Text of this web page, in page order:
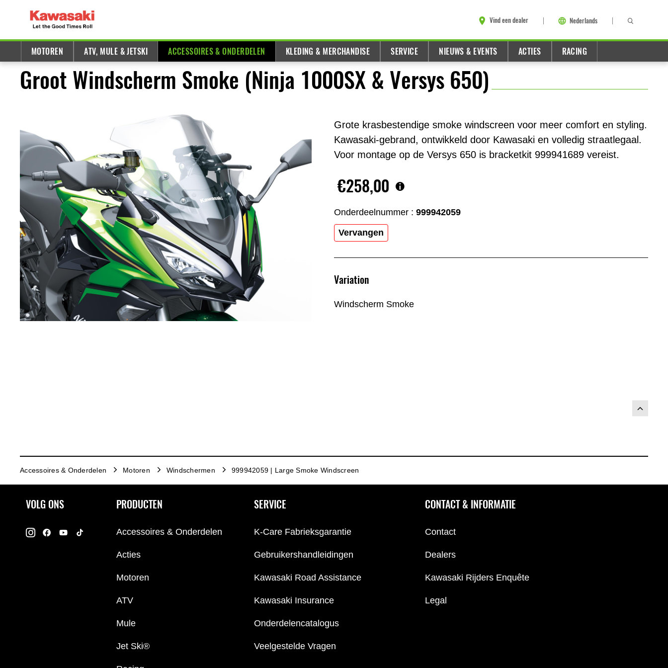
Vind een dealer Nederlands
MOTOREN ATV, MULE & JETSKI ACCESSOIRES & ONDERDELEN KLEDING & MERCHANDISE SERVICE NIEUWS & EVENTS ACTIES RACING
Groot Windscherm Smoke (Ninja 1000SX & Versys 650)
Grote krasbestendige smoke windscreen voor meer comfort en styling.
Kawasaki-gebrand, ontwikkeld door Kawasaki en volledig straatlegaal.
Voor montage op de Versys 650 is bracketkit 999941689 vereist.
€258,00
Onderdeelnummer : 999942059
Vervangen
Variation
Windscherm Smoke
Accessoires & Onderdelen Motoren Windschermen 999942059 | Large Smoke Windscreen
VOLG ONS PRODUCTEN
Accessoires & Onderdelen
Acties
Motoren
ATV
Mule
Jet Ski®
SERVICE
K-Care Fabrieksgarantie
Gebruikershandleidingen
Kawasaki Road Assistance
Kawasaki Insurance
Onderdelencatalogus
Veelgestelde Vragen
CONTACT & INFORMATIE
Contact
Dealers
Kawasaki Rijders Enquête
Legal